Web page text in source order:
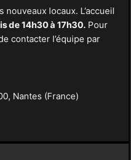
locaux. L’accueil
de 14h30 à 17h30.Pour
contacter l’équipe par
Nantes (France)